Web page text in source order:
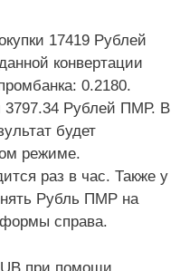
17419 Рублей
конвертации
0.2180.
3797.34 Рублей ПМР. В
будет
режиме.
раз в час. Также у
Рубль ПМР на
справа.
при помощи